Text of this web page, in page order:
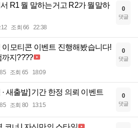
R1 뭘 말하는거고 R2가 뭘말하
조회 66 22:38
0
댓글
이모티콘 이벤트 진행해봤습니다!
까지????
조회 65 18:09
0
댓글
· 새출발] 기간 한정 의뢰 이벤트
조회 80 13:15
0
댓글